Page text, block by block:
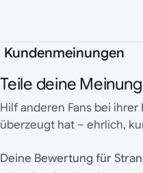
Kundenmeinungen
Teile deine Meinung
Hilf anderen Fans bei
überzeugt hat – ehrlich,
Deine Bewertung für